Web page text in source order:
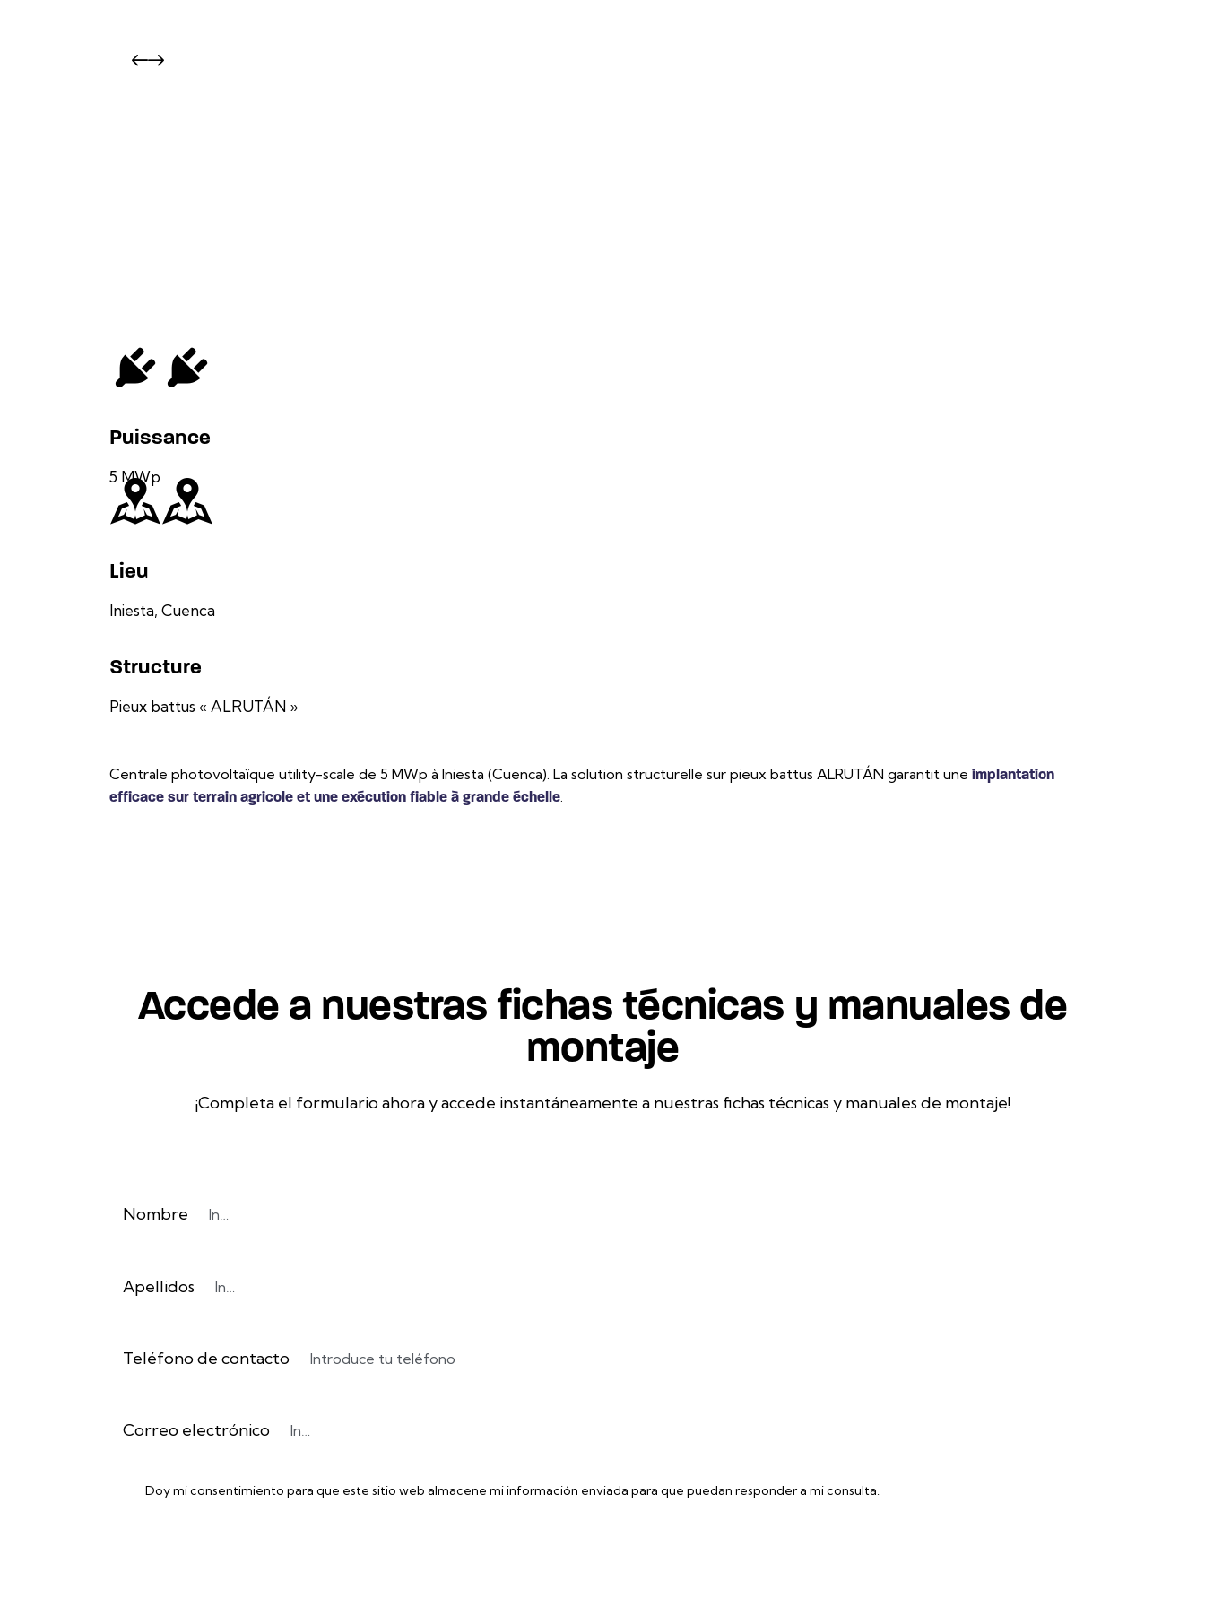
Puissance
5 MWp
Lieu
Iniesta, Cuenca
Structure
Pieux battus « ALRUTÁN »
Centrale photovoltaïque utility-scale de 5 MWp à Iniesta (Cuenca). La solution structurelle sur pieux battus ALRUTÁN garantit une implantation
efficace sur terrain agricole et une exécution fiable à grande échelle
Accede a nuestras fichas técnicas y manuales de
montaje
¡Completa el formulario ahora y accede instantáneamente a nuestras fichas técnicas y manuales de montaje!
Nombre
Apellidos
Teléfono de contacto
Correo electrónico
Doy mi consentimiento para que este sitio web almacene mi información enviada para que puedan responder a mi consulta.